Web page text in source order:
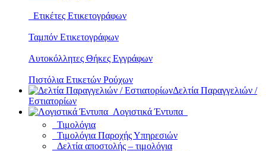
Ετικέτες Ετικετογράφων
Ταμπόν Ετικετογράφων
Αυτοκόλλητες Θήκες Εγγράφων
Πιστόλια Ετικετών Ρούχων
Δελτία Παραγγελιών /
Εστιατορίων
Λογιστικά Έντυπα
Τιμολόγια
Τιμολόγια Παροχής Υπηρεσιών
Δελτία αποστολής – τιμολόγια